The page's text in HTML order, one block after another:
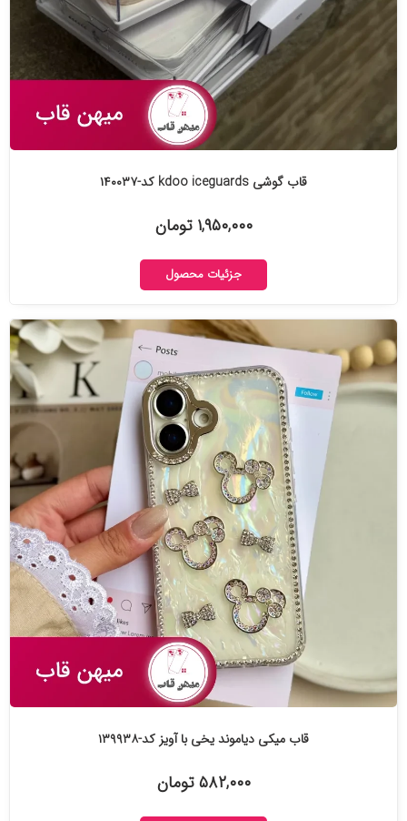
قاب گوشی kdoo iceguards کد-۱۴۰۰۳۷
۱,۹۵۰,۰۰۰ تومان
جزئیات محصول
قاب میکی دیاموند یخی با آویز کد-۱۳۹۹۳۸
۵۸۲,۰۰۰ تومان